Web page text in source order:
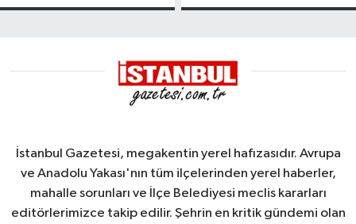
kayması
İstanbul Gazetesi, megakentin yerel hafızasıdır. Avrupa
ve Anadolu Yakası'nın tüm ilçelerinden yerel haberler,
mahalle sorunları ve İlçe Belediyesi meclis kararları
editörlerimizce takip edilir. Şehrin en kritik gündemi olan